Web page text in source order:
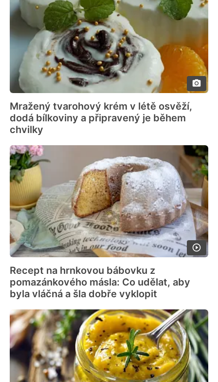
Mražený tvarohový krém v létě osvěží,
dodá bílkoviny a připravený je během
chvilky
Recept na hrnkovou bábovku z
pomazánkového másla: Co udělat, aby
byla vláčná a šla dobře vyklopit